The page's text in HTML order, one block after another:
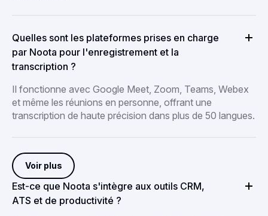
Quelles sont les plateformes prises en charge
par Noota pour l'enregistrement et la
transcription ?
Il fonctionne avec Google Meet, Zoom, Teams, Webex
et même les réunions en personne, offrant une
transcription de haute précision dans plus de 50 langues.
Voir plus
Est-ce que Noota s'intègre aux outils CRM,
ATS et de productivité ?